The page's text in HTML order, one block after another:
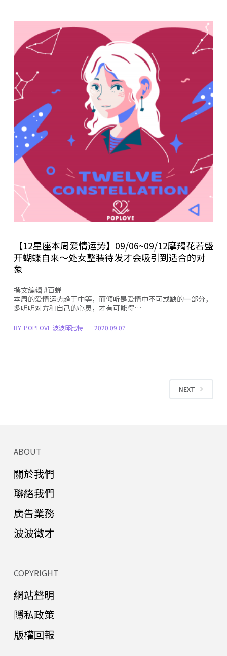
【12星座本周爱情运势】09/06~09/12摩羯花若盛
开蝴蝶自来～处女整装待发才会吸引到适合的对
象
撰文编辑 #百蝉
本周的爱情运势趋于中等，而倾听是爱情中不可或缺的一部分，
多听听对方和自己的心灵，才有可能得…
BY POPLOVE 波波邱比特 2020.09.07
NEXT
ABOUT
關於我們
聯絡我們
廣告業務
波波徵才
COPYRIGHT
網站聲明
隱私政策
版權回報